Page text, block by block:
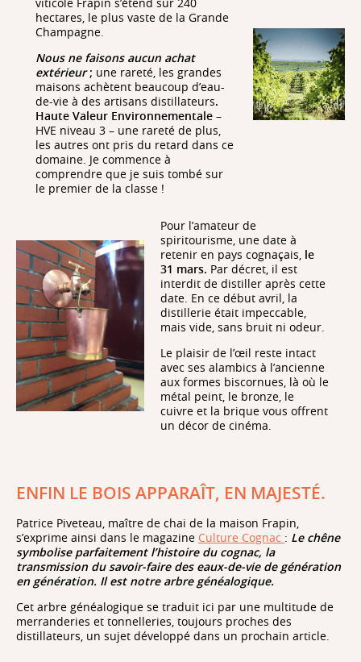
hectares, le plus vaste de la Grande
Champagne.
Nous ne faisons aucun achat
extérieur; une rareté, les grandes
maisons achètent beaucoup d’eau-
de-vie à des artisans distillateurs.
Haute Valeur Environnementale–
HVE niveau 3 – une rareté de plus,
les autres ont pris du retard dans ce
domaine. Je commence à
comprendre que je suis tombé sur
le premier de la classe !
Pour l’amateur de
spiritourisme, une date à
retenir en pays cognaçais, le
31 mars. Par décret, il est
interdit de distiller après cette
date. En ce début avril, la
distillerie était impeccable,
mais vide, sans bruit ni odeur.
Le plaisir de l’œil reste intact
avec ses alambics à l’ancienne
aux formes biscornues, là où le
métal peint, le bronze, le
cuivre et la brique vous offrent
un décor de cinéma.
ENFIN LE BOIS APPARAÎT, EN MAJESTÉ.
Patrice Piveteau, maître de chai de la maison Frapin,
s’exprime ainsi dans le magazine Culture Cognac : Le chêne
symbolise parfaitement l’histoire du cognac, la
transmission du savoir-faire des eaux-de-vie de génération
en génération. Il est notre arbre généalogique.
Cet arbre généalogique se traduit ici par une multitude de
merranderies et tonnelleries, toujours proches des
distillateurs, un sujet développé dans un prochain article.